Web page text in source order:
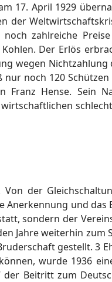
17. April 1929
der
zahlreiche
Der Erlös
wegen
noch 120
Hense. Sein
der
und das
sondern der
Jahre weiterhin zum
gestellt. 3
wurde 1936
Beitritt zum